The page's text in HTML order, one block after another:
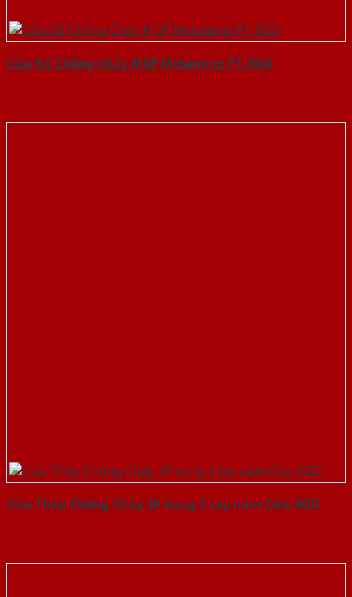
Cửa Gỗ Chống Cháy MDF Melamine P1-SGD
Cửa Thép Chống Cháy 2P dung 2 tay nam Cửa-SGD